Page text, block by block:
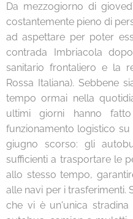
Da mezzogiorno di
costantemente pieno di
ad aspettare per poter
contrada Imbriacola
sanitario frontaliero e la
Rossa Italiana). Sebbene
tempo ormai nella
ultimi giorni hanno
funzionamento logistico
giugno scorso: gli
sufficienti a trasportare le
allo stesso tempo,
alle navi per i trasferimenti.
che vi è un'unica